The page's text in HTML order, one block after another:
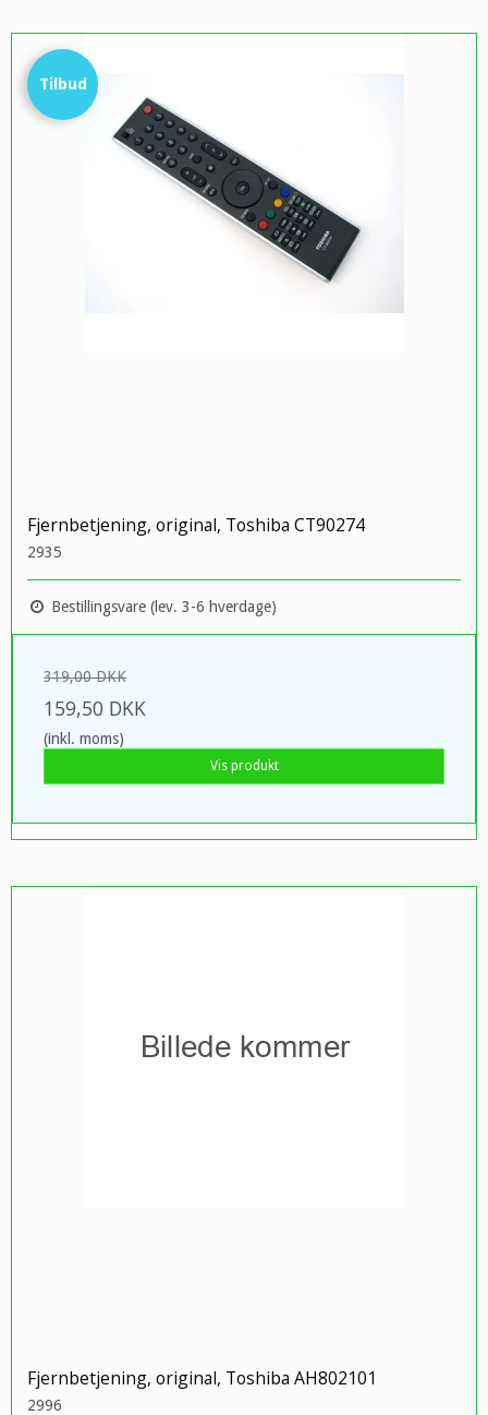
Tilbud
Fjernbetjening, original, Toshiba CT90274
2935
Bestillingsvare (lev. 3-6 hverdage)
319,00 DKK
159,50 DKK
(inkl. moms)
Vis produkt
Fjernbetjening, original, Toshiba AH802101
2996